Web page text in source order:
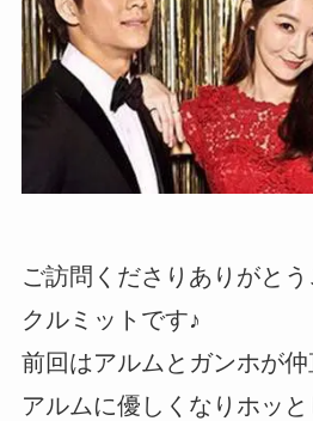
ご訪問くださりありがとう
クルミットです♪
前回はアルムとガンホが
アルムに優しくなりホッと